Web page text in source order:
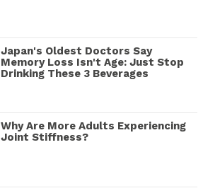
Japan's Oldest Doctors Say
Memory Loss Isn't Age: Just Stop
Drinking These 3 Beverages
Why Are More Adults Experiencing
Joint Stiffness?